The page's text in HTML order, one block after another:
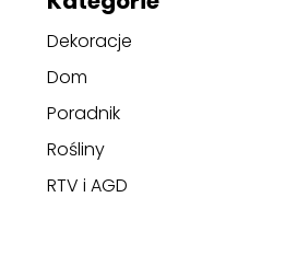
Dekoracje
Dom
Poradnik
Rośliny
RTV i AGD